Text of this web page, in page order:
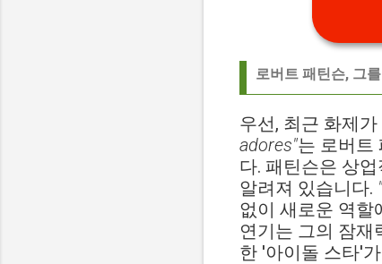
로버트 패틴슨, 그
우선, 최근 화제
adores"는 로버트
다. 패틴슨은 상
알려져 있습니다.
없이 새로운 역할
연기는 그의 잠재
한 '아이돌 스타'